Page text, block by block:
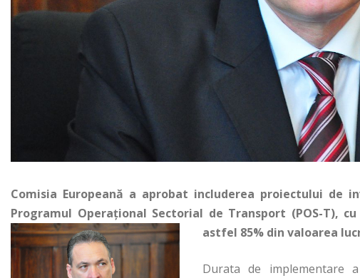
Comisia Europeană a aprobat includerea proiectului de
Programul Operaţional Sectorial de Transport (POS-T),
astfel 85% din valoarea
Durata de implementare